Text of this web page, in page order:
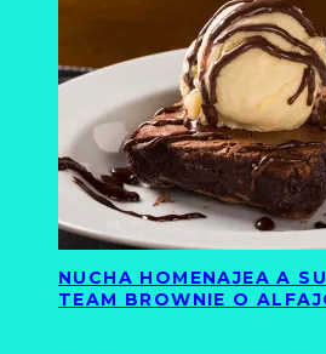
NUCHA HOMENAJEA A
TEAM BROWNIE O